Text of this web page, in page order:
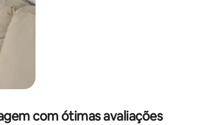
com ótimas avaliações